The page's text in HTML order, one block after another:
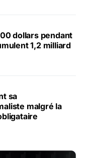
dollars pendant
1,2 milliard
sa
malgré la